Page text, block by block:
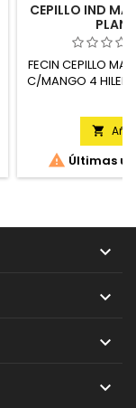
CEPILLO IND
FECIN CEPILLO
C/MANGO 4

 Últimas



